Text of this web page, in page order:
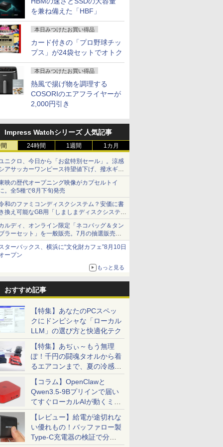
を兼ね備えた「HBF」
本日みつけたお買い得品
カード付きの「プロ野球チッ
プス」が24袋セットでオトク
本日みつけたお買い得品
熱風で揚げ物を調理する
COSORIのエアフライヤーが
2,000円引き
Impress Watchシリーズ 人気記事
24時間 1週間 1カ月
ニクロ、今日から「お盆特別セール」。涼感
アサッカーワンピース待望値下げ、撥水ギア
ョーツは1990円に
映の歴代オープニング映像がカプセルトイ
。全5種で8月下旬発売
和のファミコンディスクシステム？安価に書
換え可能なGB用「しましまディスクシステ
」
ルディ、オンライン限定「ネコバッグ＆タン
ラーセット」を一般販売。7月の抽選販売の
選無効分
ターバックス、横浜に“文化財カフェ”8月10日
ープン
もっと見る
おすすめ記事
【特集】あなたのPCスペッ
クにドンピシャな「ローカル
LLM」の選び方と快適化テク
【特集】あぢぃ～もう無理
ぽ！千円の闘魂タオルから着
るエアコンまで、夏の冷感グ
ッズ一挙紹介
【コラム】OpenClawと
Qwen3.5-9Bプリインで届い
てすぐローカルAIが動くミニ
PC「SER9 Pro」
【レビュー】給電が途切れな
い優れもの！バッファロー製
Type-C充電器の検証で分か